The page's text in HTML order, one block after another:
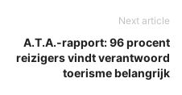
Next article
A.T.A.-rapport: 96 procent
reizigers vindt verantwoord
toerisme belangrijk